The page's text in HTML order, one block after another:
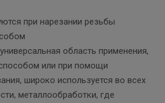
при нарезании резьбы
область применения,
или при помощи
широко используется во всех
металлообработки, где